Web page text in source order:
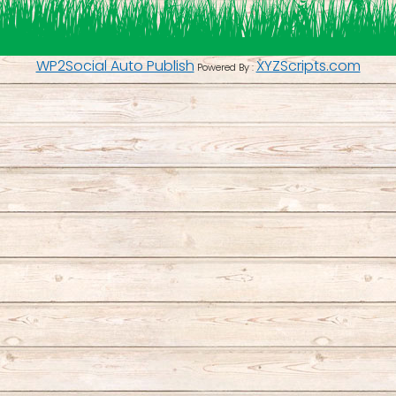
WP2Social Auto Publish Powered By :XYZScripts.com